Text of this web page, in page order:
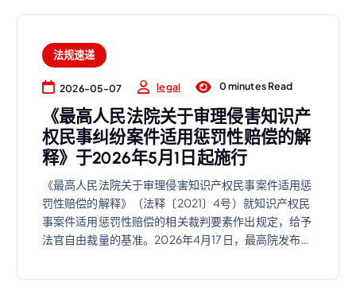
法规速递
2026-05-07 legal 0 minutes Read
《最高人民法院关于审理侵害知识产
权民事纠纷案件适用惩罚性赔偿的解
释》于2026年5月1日起施行
《最高人民法院关于审理侵害知识产权民事案件适用惩
罚性赔偿的解释》（法释〔2021〕4号）就知识产权民
事案件适用惩罚性赔偿的相关裁判要素作出规定，给予
法官自由裁量的基准。2026年4月17日，最高院发布…